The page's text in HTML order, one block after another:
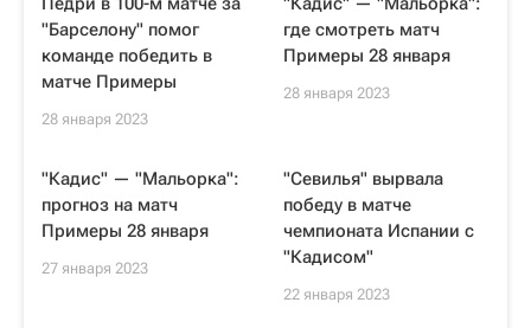
"Барселону" помог
команде победить в
матче Примеры
28 января 2023
где смотреть матч
Примеры 28 января
28 января 2023
"Кадис" — "Мальорка":
прогноз на матч
Примеры 28 января
27 января 2023
"Севилья" вырвала
победу в матче
чемпионата Испании с
"Кадисом"
22 января 2023